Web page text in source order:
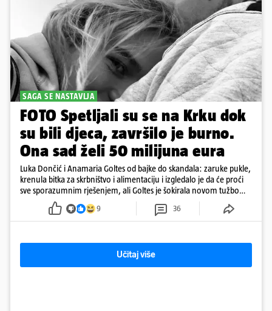
SAGA SE NASTAVLJA
FOTO Spetljali su se na Krku dok
su bili djeca, završilo je burno.
Ona sad želi 50 milijuna eura
Luka Dončić i Anamaria Goltes od bajke do skandala: zaruke pukle,
krenula bitka za skrbništvo i alimentaciju i izgledalo je da će proći
sve sporazumnim rješenjem, ali Goltes je šokirala novom tužbom
u Sloveniji
9 36
Učitaj više